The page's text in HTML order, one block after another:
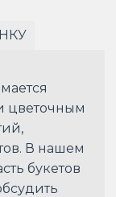
цветочным
В нашем
букетов